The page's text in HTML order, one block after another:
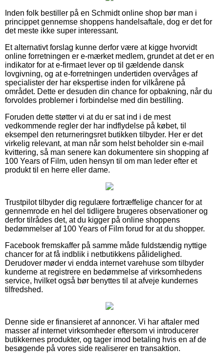
Inden folk bestiller på en Schmidt online shop bør man i
princippet gennemse shoppens handelsaftale, dog er det for
det meste ikke super interessant.
Et alternativt forslag kunne derfor være at kigge hvorvidt
online forretningen er e-mærket medlem, grundet at det er en
indikator for at e-firmaet lever op til gældende dansk
lovgivning, og at e-forretningen undertiden overvåges af
specialister der har ekspertise inden for vilkårene på
området. Dette er desuden din chance for opbakning, når du
forvoldes problemer i forbindelse med din bestilling.
Foruden dette støtter vi at du er sat ind i de mest
vedkommende regler der har indflydelse på købet, til
eksempel den returneringsret butikken tilbyder. Her er det
virkelig relevant, at man når som helst beholder sin e-mail
kvittering, så man senere kan dokumentere sin shopping af
100 Years of Film, uden hensyn til om man leder efter et
produkt til en herre eller dame.
Trustpilot tilbyder dig regulære fortræffelige chancer for at
gennemrode en hel del tidligere brugeres observationer og
derfor tilrådes det, at du kigger på online shoppens
bedømmelser af 100 Years of Film forud for at du shopper.
Facebook fremskaffer på samme måde fuldstændig nyttige
chancer for at få indblik i netbutikkens pålidelighed.
Derudover møder vi endda internet varehuse som tilbyder
kunderne at registrere en bedømmelse af virksomhedens
service, hvilket også bør benyttes til at afveje kundernes
tilfredshed.
Denne side er finansieret af annoncer. Vi har aftaler med
masser af internet virksomheder eftersom vi introducerer
butikkernes produkter, og tager imod betaling hvis en af de
besøgende på vores side realiserer en transaktion.